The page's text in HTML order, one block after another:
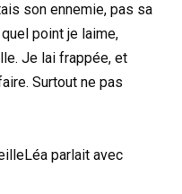
son ennemie, pas sa
point je laime,
Je lai frappée, et
Surtout ne pas
parlait avec